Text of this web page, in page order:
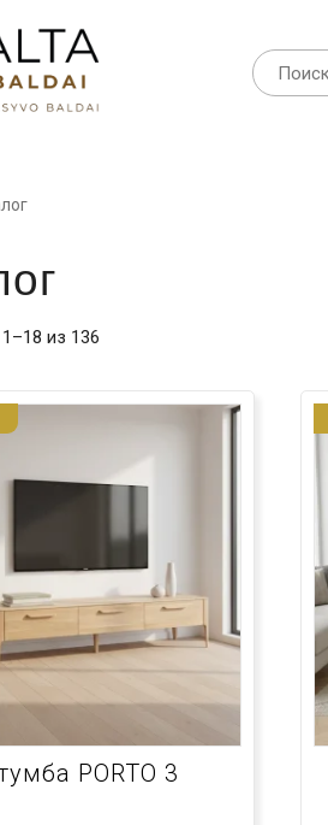
из 136
PORTO 3